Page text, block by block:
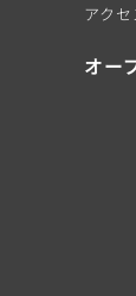
アクセ
オー